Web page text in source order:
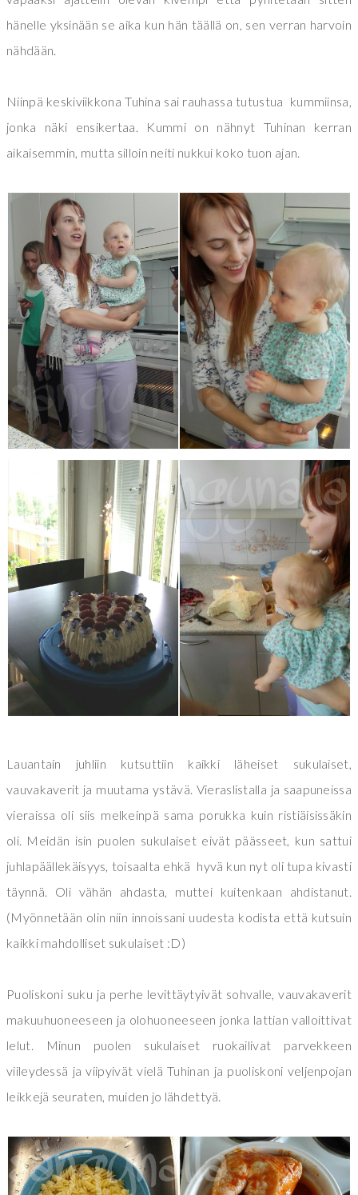
hänelle yksinään se aika kun hän täällä on, sen verran harvoin
nähdään.
Niinpä keskiviikkona Tuhina sai rauhassa tutustua kummiinsa,
jonka näki ensikertaa. Kummi on nähnyt Tuhinan kerran
aikaisemmin, mutta silloin neiti nukkui koko tuon ajan.
Lauantain juhliin kutsuttiin kaikki läheiset sukulaiset,
vauvakaverit ja muutama ystävä. Vieraslistalla ja saapuneissa
vieraissa oli siis melkeinpä sama porukka kuin ristiäisissäkin
oli. Meidän isin puolen sukulaiset eivät päässeet, kun sattui
juhlapäällekäisyys, toisaalta ehkä hyvä kun nyt oli tupa kivasti
täynnä. Oli vähän ahdasta, muttei kuitenkaan ahdistanut.
(Myönnetään olin niin innoissani uudesta kodista että kutsuin
kaikki mahdolliset sukulaiset :D)
Puoliskoni suku ja perhe levittäytyivät sohvalle, vauvakaverit
makuuhuoneeseen ja olohuoneeseen jonka lattian valloittivat
lelut. Minun puolen sukulaiset ruokailivat parvekkeen
viileydessä ja viipyivät vielä Tuhinan ja puoliskoni veljenpojan
leikkejä seuraten, muiden jo lähdettyä.